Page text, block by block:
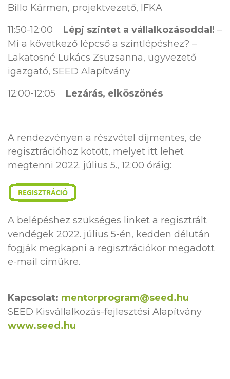
Billo Kármen, projektvezető, IFKA
11:50-12:00 Lépj szintet a vállalkozásoddal! –
Mi a következő lépcső a szintlépéshez? –
Lakatosné Lukács Zsuzsanna, ügyvezető
igazgató, SEED Alapítvány
12:00-12:05 Lezárás, elköszönés
A rendezvényen a részvétel díjmentes, de
regisztrációhoz kötött, melyet itt lehet
megtenni 2022. július 5., 12:00 óráig:
A belépéshez szükséges linket a regisztrált
vendégek 2022. július 5-én, kedden délután
fogják megkapni a regisztrációkor megadott
e-mail címükre.
Kapcsolat: mentorprogram@seed.hu
SEED Kisvállalkozás-fejlesztési Alapítvány
www.seed.hu